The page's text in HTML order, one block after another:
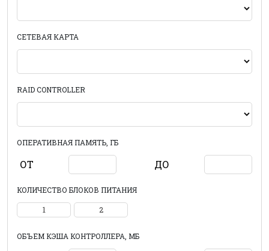
СЕТЕВАЯ КАРТА
RAID CONTROLLER
ОПЕРАТИВНАЯ ПАМЯТЬ, ГБ
ОТ ДО
КОЛИЧЕСТВО БЛОКОВ ПИТАНИЯ
1 2
ОБЪЕМ КЭША КОНТРОЛЛЕРА, МБ